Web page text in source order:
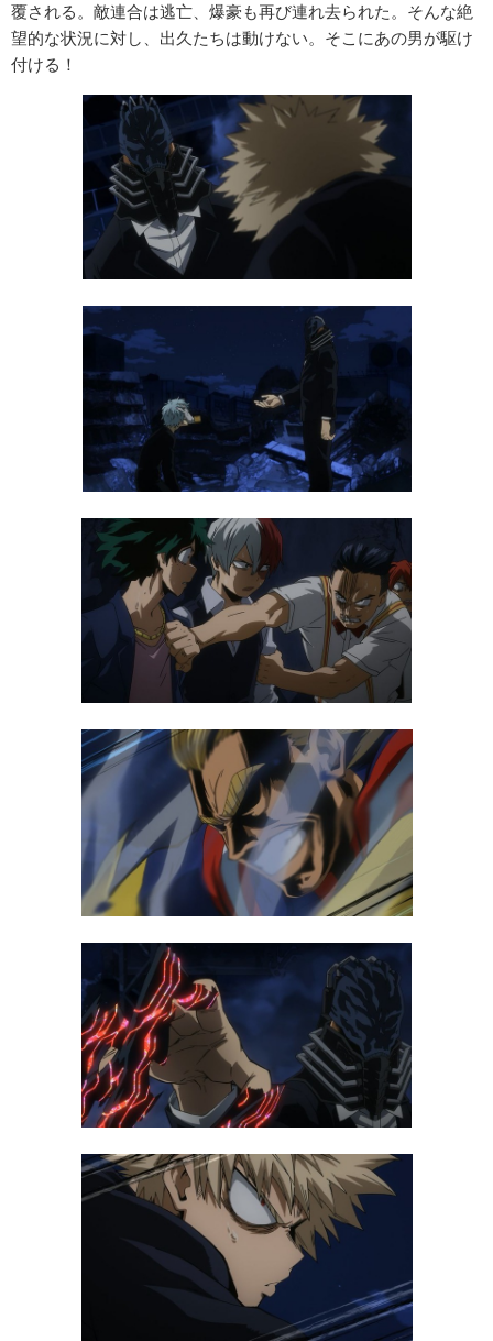
覆される。敵連合は逃亡、爆豪も再び連れ去られた。そんな絶
望的な状況に対し、出久たちは動けない。そこにあの男が駆け
付ける！